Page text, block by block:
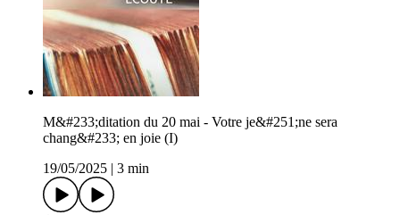
M&#233;ditation du 20 mai - Votre je&#251;ne sera
chang&#233; en joie (I)
19/05/2025
3 min